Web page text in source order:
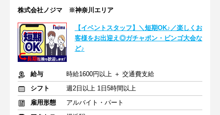
株式会社ノジマ ※神奈川エリア
【イベントスタッフ】＼短期OK♪／楽しくお
客様をお出迎え◎ガチャポン・ビンゴ大会な
ど♪
給与
時給1600円以上 ＋ 交通費支給
シフト
週2日以上 1日5時間以上
雇用形態
アルバイト・パート